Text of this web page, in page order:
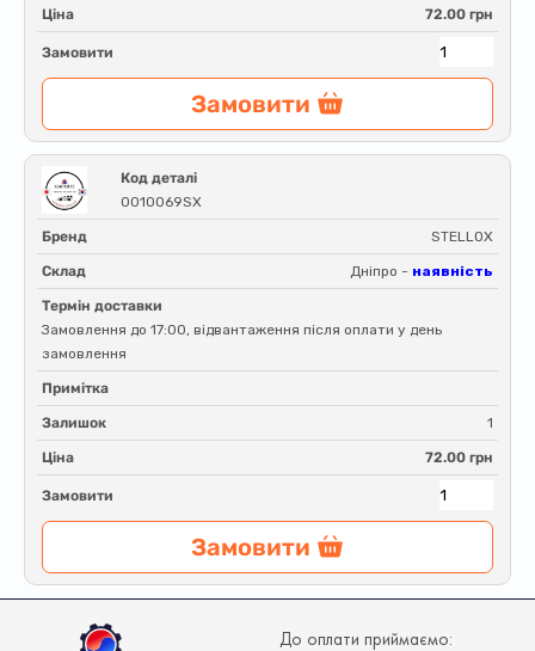
Ціна 72.00 грн
Замовити
Замовити
Код деталі
0010069SX
Бренд STELLOX
Склад Дніпро - наявність
Термін доставки
Замовлення до 17:00, відвантаження після оплати у день
замовлення
Примітка
Залишок 1
Ціна 72.00 грн
Замовити
Замовити
До оплати приймаємо: